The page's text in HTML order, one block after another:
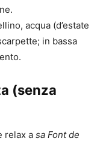
acqua (d’estate
in bassa
(senza
relax a sa Font de